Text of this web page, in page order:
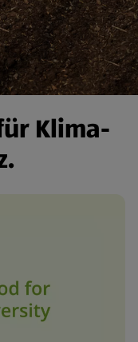
Klima-